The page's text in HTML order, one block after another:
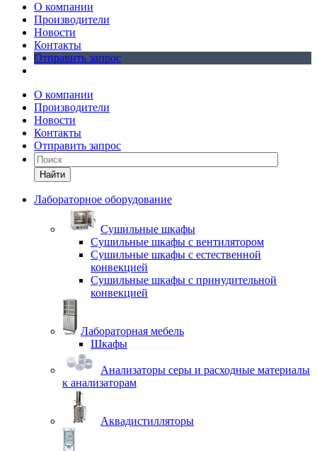
О компании
Производители
Новости
Контакты
Отправить запрос
О компании
Производители
Новости
Контакты
Отправить запрос
Найти
Лабораторное оборудование
Cушильные шкафы
Сушильные шкафы с вентилятором
Сушильные шкафы с естественной
конвекцией
Сушильные шкафы с принудительной
конвекцией
Лабораторная мебель
Шкафы
Анализаторы серы и расходные материалы
к анализаторам
Аквадистилляторы